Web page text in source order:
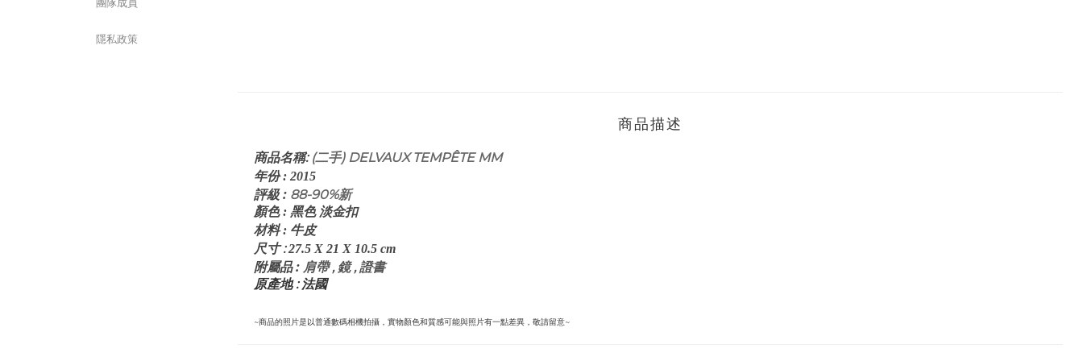
隱私政策
商品描述
商品名稱: (二手) DELVAUX TEMPÊTE MM
年份: 2015
評級: 88-90%新
顏色: 黑色 淡金扣
材料: 牛皮
尺寸:27.5 X 21 X 10.5 cm
附屬品: 肩帶 , 鏡 , 證書
原產地 : 法國
~商品的照片是以普通數碼相機拍攝，實物顏色和質感可能與照片有一點差異，敬請留意~